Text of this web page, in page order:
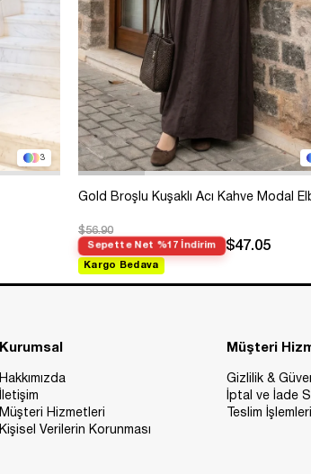
3
Gold Broşlu Kuşaklı Acı Kahve Modal
$56.90
Sepette Net %17 İndirim $47.05
Kargo Bedava
Kurumsal
Hakkımızda
İletişim
Müşteri Hizmetleri
Kişisel Verilerin Korunması
Müşteri
Gizlilik &
İptal ve İade
Teslim İşlemleri